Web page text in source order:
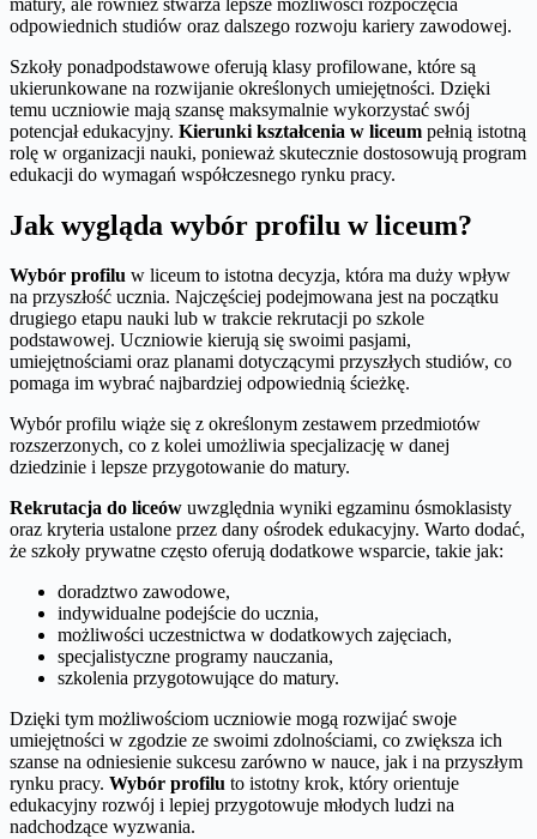
odpowiednich studiów oraz dalszego rozwoju kariery zawodowej.
Szkoły ponadpodstawowe oferują klasy profilowane, które są
ukierunkowane na rozwijanie określonych umiejętności. Dzięki
temu uczniowie mają szansę maksymalnie wykorzystać swój
potencjał edukacyjny. Kierunki kształcenia w liceum pełnią istotną
rolę w organizacji nauki, ponieważ skutecznie dostosowują program
edukacji do wymagań współczesnego rynku pracy.
Jak wygląda wybór profilu w liceum?
Wybór profilu w liceum to istotna decyzja, która ma duży wpływ
na przyszłość ucznia. Najczęściej podejmowana jest na początku
drugiego etapu nauki lub w trakcie rekrutacji po szkole
podstawowej. Uczniowie kierują się swoimi pasjami,
umiejętnościami oraz planami dotyczącymi przyszłych studiów, co
pomaga im wybrać najbardziej odpowiednią ścieżkę.
Wybór profilu wiąże się z określonym zestawem przedmiotów
rozszerzonych, co z kolei umożliwia specjalizację w danej
dziedzinie i lepsze przygotowanie do matury.
Rekrutacja do liceów uwzględnia wyniki egzaminu ósmoklasisty
oraz kryteria ustalone przez dany ośrodek edukacyjny. Warto dodać,
że szkoły prywatne często oferują dodatkowe wsparcie, takie jak:
doradztwo zawodowe,
indywidualne podejście do ucznia,
możliwości uczestnictwa w dodatkowych zajęciach,
specjalistyczne programy nauczania,
szkolenia przygotowujące do matury.
Dzięki tym możliwościom uczniowie mogą rozwijać swoje
umiejętności w zgodzie ze swoimi zdolnościami, co zwiększa ich
szanse na odniesienie sukcesu zarówno w nauce, jak i na przyszłym
rynku pracy. Wybór profilu to istotny krok, który orientuje
edukacyjny rozwój i lepiej przygotowuje młodych ludzi na
nadchodzące wyzwania.